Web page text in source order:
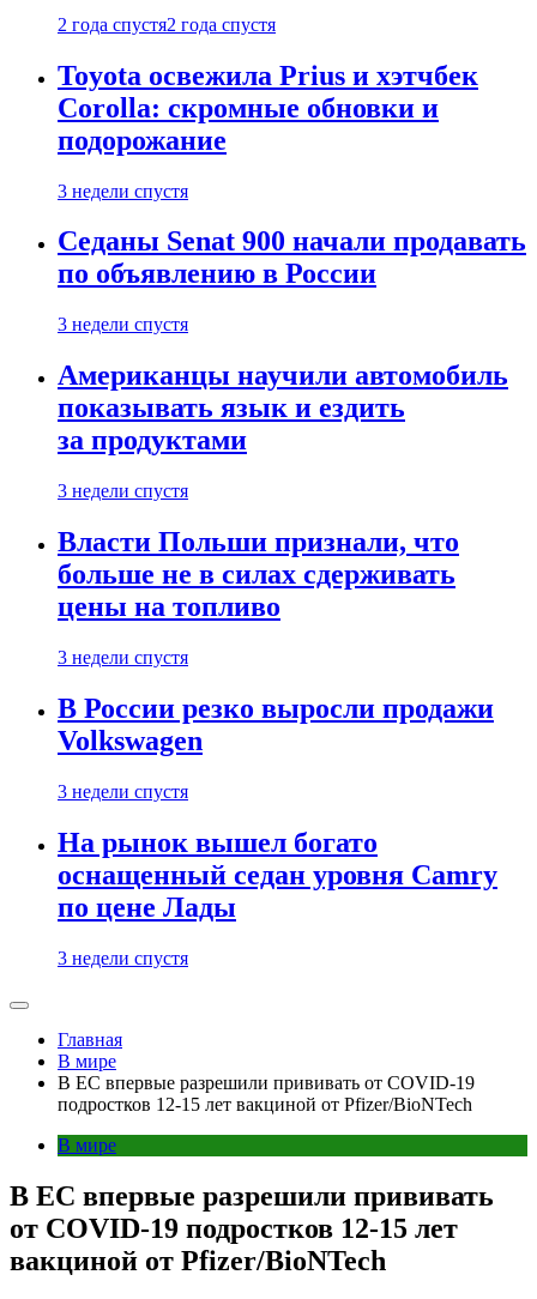
2 года спустя2 года спустя
Toyota освежила Prius и хэтчбек
Corolla: скромные обновки и
подорожание
3 недели спустя
Седаны Senat 900 начали продавать
по объявлению в России
3 недели спустя
Американцы научили автомобиль
показывать язык и ездить
за продуктами
3 недели спустя
Власти Польши признали, что
больше не в силах сдерживать
цены на топливо
3 недели спустя
В России резко выросли продажи
Volkswagen
3 недели спустя
На рынок вышел богато
оснащенный седан уровня Camry
по цене Лады
3 недели спустя
Главная
В мире
В ЕС впервые разрешили прививать от COVID-19
подростков 12-15 лет вакциной от Pfizer/BioNTech
В мире
В ЕС впервые разрешили прививать
от COVID-19 подростков 12-15 лет
вакциной от Pfizer/BioNTech